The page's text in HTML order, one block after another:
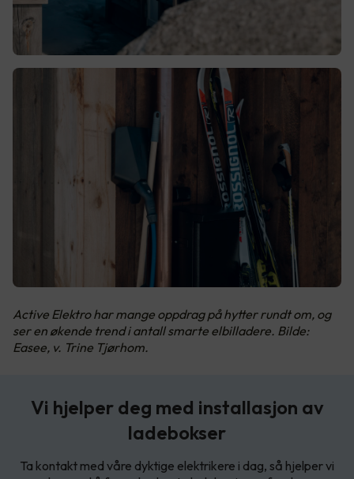
Active Elektro har mange oppdrag på hytter rundt om, og
ser en økende trend i antall smarte elbilladere. Bilde:
Easee, v. Trine Tjørhom.
Vi hjelper deg med installasjon av
ladebokser
Ta kontakt med våre dyktige elektrikere i dag, så hjelper vi